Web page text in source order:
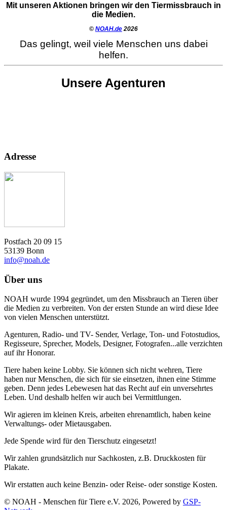
Mit unseren Aktionen bringen wir den Tiermissbrauch in
die Medien.
© NOAH.de 2026
Das gelingt, weil viele Menschen uns dabei
helfen.
Unsere Agenturen
Adresse
Postfach 20 09 15
53139 Bonn
info@noah.de
Über uns
NOAH wurde 1994 gegründet, um den Missbrauch an Tieren über
die Medien zu verbreiten. Von der ersten Stunde an wird diese Idee
von vielen Menschen unterstützt.
Agenturen, Radio- und TV- Sender, Verlage, Ton- und Fotostudios,
Regisseure, Sprecher, Models, Designer, Fotografen...alle verzichten
auf ihr Honorar.
Tiere haben keine Lobby. Sie können sich nicht wehren, Tiere
haben nur Menschen, die sich für sie einsetzen, ihnen eine Stimme
geben. Denn jedes Lebewesen hat das Recht auf ein unversehrtes
Leben. Und deshalb helfen wir auch bei Vermittlungen.
Wir agieren im kleinen Kreis, arbeiten ehrenamtlich, haben keine
Verwaltungs- oder Mietausgaben.
Jede Spende wird für den Tierschutz eingesetzt!
Wir zahlen grundsätzlich nur Sachkosten, z.B. Druckkosten für
Plakate.
Wir erstatten auch keine Benzin- oder Reise- oder sonstige Kosten.
© NOAH - Menschen für Tiere e.V. 2026, Powered by GSP-